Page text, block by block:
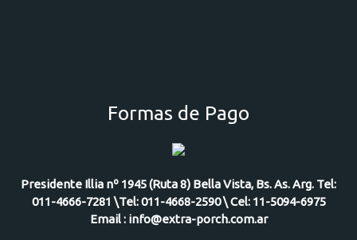
Formas de Pago
Presidente Illia nº 1945 (Ruta 8) Bella Vista, Bs. As. Arg. Tel:
011-4666-7281 \Tel: 011-4668-2590 \ Cel: 11-5094-6975
Email : info@extra-porch.com.ar